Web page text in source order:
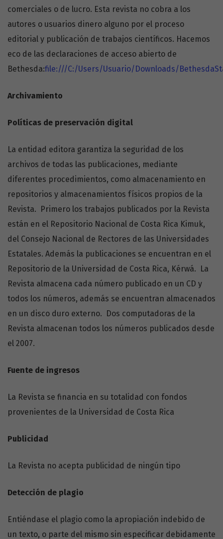
comerciales o de lucro. Esta revista no cobra a los
autores o usuarios dinero alguno por el proceso
editorial y publicación de trabajos científicos. Hacemos
eco de las declaraciones de acceso abierto de
Bethesda:file:///C:/Users/Usuario/Downloads/
Archivamiento
Políticas de preservación digital
La entidad editora garantiza la seguridad de los
archivos de todas las publicaciones, mediante
diferentes procedimientos, como almacenamiento en
repositorios y almacenamientos físicos propios de la
Revista. Primero los trabajos publicados por la Revista
están en el Repositorio Nacional de Costa Rica Kimuk,
del Consejo Nacional de Rectores de las Universidades
Estatales. Además la publicaciones se encuentran en el
Repositorio de la Universidad de Costa Rica, Kérwá. La
Revista almacena cada número publicado en un CD y
todos los números, además se encuentran almacenados
en un disco duro externo. Dos computadoras de la
Revista almacenan todos los números publicados desde
el 2007.
Fuente de ingresos
La Revista se financia en su totalidad con fondos
provenientes de la Universidad de Costa Rica
Publicidad
La Revista no acepta publicidad de ningún tipo
Detección de plagio
Entiéndase el plagio como la apropiación indebido de
un texto, o parte del mismo sin especificar debidamente